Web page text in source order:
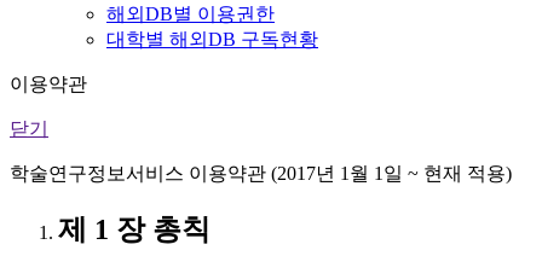
해외DB별 이용권한
대학별 해외DB 구독현황
이용약관
닫기
학술연구정보서비스 이용약관 (2017년 1월 1일 ~ 현재 적용)
제 1 장 총칙